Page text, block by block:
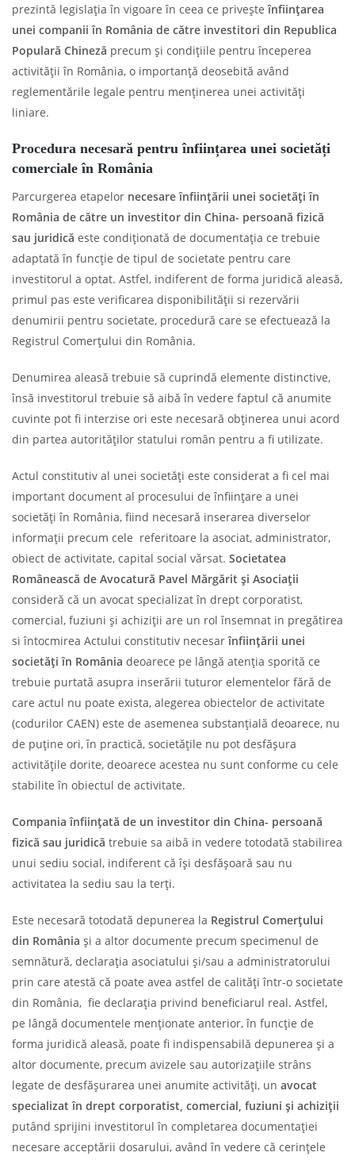
prezintă legislația în vigoare în ceea ce priveșteînființarea
unei companii în România de către investitori din Republica
Populară Chineză precum și condițiile pentru începerea
activității în România, o importanță deosebită având
reglementările legale pentru menținerea unei activități
liniare.
Procedura necesară pentru înființarea unei societăți
comerciale în România
Parcurgerea etapelor necesare înființării unei societăți în
România de către un investitor din China- persoană fizică
sau juridică este condiționată de documentația ce trebuie
adaptată în funcție de tipul de societate pentru care
investitorul a optat. Astfel, indiferent de forma juridică aleasă,
primul pas este verificarea disponibilității si rezervării
denumirii pentru societate, procedură care se efectuează la
Registrul Comerțului din România.
Denumirea aleasă trebuie să cuprindă elemente distinctive,
însă investitorul trebuie să aibă în vedere faptul că anumite
cuvinte pot fi interzise ori este necesară obținerea unui acord
din partea autorităților statului român pentru a fi utilizate.
Actul constitutiv al unei societăți este considerat a fi cel mai
important document al procesului de înființare a unei
societăți în România, fiind necesară inserarea diverselor
informații precum cele referitoare la asociat, administrator,
obiect de activitate, capital social vărsat. Societatea
Românească de Avocatură Pavel Mărgărit și Asociații
consideră că un avocat specializat în drept corporatist,
comercial, fuziuni și achiziții are un rol însemnat in pregătirea
si întocmirea Actului constitutiv necesarînființării unei
societăți în România deoarece pe lângă atenția sporită ce
trebuie purtată asupra inserării tuturor elementelor fără de
care actul nu poate exista, alegerea obiectelor de activitate
(codurilor CAEN) este de asemenea substanțială deoarece, nu
de puține ori, în practică, societățile nu pot desfășura
activitățile dorite, deoarece acestea nu sunt conforme cu cele
stabilite în obiectul de activitate.
Compania înființată de un investitor din China- persoană
fizică sau juridică trebuie sa aibă in vedere totodată stabilirea
unui sediu social, indiferent că își desfășoară sau nu
activitatea la sediu sau la terți.
Este necesară totodată depunerea la Registrul Comerțului
din România și a altor documente precum specimenul de
semnătură, declarația asociatului și/sau a administratorului
prin care atestă că poate avea astfel de calități într-o societate
din România, fie declarația privind beneficiarul real. Astfel,
pe lângă documentele menționate anterior, în funcție de
forma juridică aleasă, poate fi indispensabilă depunerea și a
altor documente, precum avizele sau autorizațiile strâns
legate de desfășurarea unei anumite activități, un avocat
specializat în drept corporatist, comercial, fuziuni și achiziții
putând sprijini investitorul în completarea documentației
necesare acceptării dosarului, având în vedere că cerințele